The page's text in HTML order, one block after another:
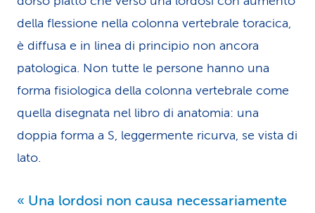
della flessione nella colonna vertebrale toracica,
è diffusa e in linea di principio non ancora
patologica. Non tutte le persone hanno una
forma fisiologica della colonna vertebrale come
quella disegnata nel libro di anatomia: una
doppia forma a S, leggermente ricurva, se vista di
lato.
Una lordosi non causa necessariamente